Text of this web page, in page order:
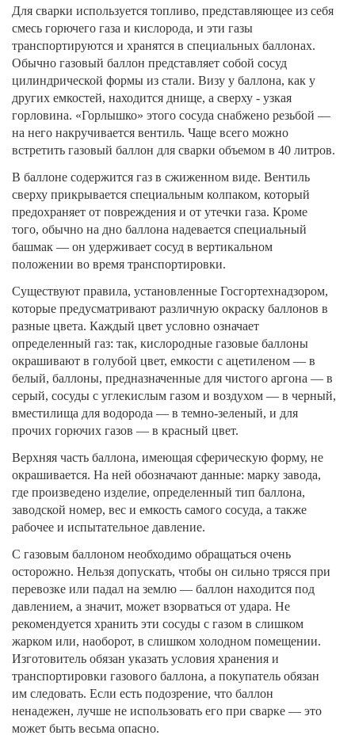
Для сварки используется топливо, представляющее из себя
смесь горючего газа и кислорода, и эти газы
транспортируются и хранятся в специальных баллонах.
Обычно газовый баллон представляет собой сосуд
цилиндрической формы из стали. Визу у баллона, как у
других емкостей, находится днище, а сверху - узкая
горловина. «Горлышко» этого сосуда снабжено резьбой —
на него накручивается вентиль. Чаще всего можно
встретить газовый баллон для сварки объемом в 40 литров.
В баллоне содержится газ в сжиженном виде. Вентиль
сверху прикрывается специальным колпаком, который
предохраняет от повреждения и от утечки газа. Кроме
того, обычно на дно баллона надевается специальный
башмак — он удерживает сосуд в вертикальном
положении во время транспортировки.
Существуют правила, установленные Госгортехнадзором,
которые предусматривают различную окраску баллонов в
разные цвета. Каждый цвет условно означает
определенный газ: так, кислородные газовые баллоны
окрашивают в голубой цвет, емкости с ацетиленом — в
белый, баллоны, предназначенные для чистого аргона — в
серый, сосуды с углекислым газом и воздухом — в черный,
вместилища для водорода — в темно-зеленый, и для
прочих горючих газов — в красный цвет.
Верхняя часть баллона, имеющая сферическую форму, не
окрашивается. На ней обозначают данные: марку завода,
где произведено изделие, определенный тип баллона,
заводской номер, вес и емкость самого сосуда, а также
рабочее и испытательное давление.
С газовым баллоном необходимо обращаться очень
осторожно. Нельзя допускать, чтобы он сильно трясся при
перевозке или падал на землю — баллон находится под
давлением, а значит, может взорваться от удара. Не
рекомендуется хранить эти сосуды с газом в слишком
жарком или, наоборот, в слишком холодном помещении.
Изготовитель обязан указать условия хранения и
транспортировки газового баллона, а покупатель обязан
им следовать. Если есть подозрение, что баллон
ненадежен, лучше не использовать его при сварке — это
может быть весьма опасно.